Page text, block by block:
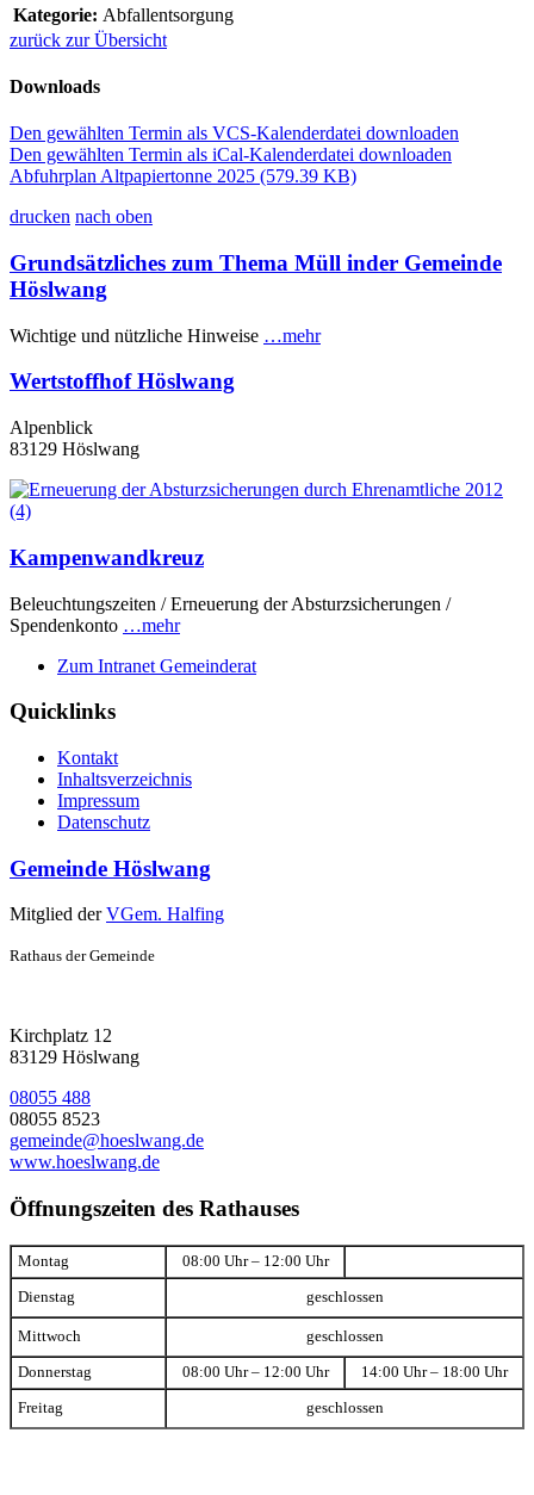
Kategorie: Abfallentsorgung
zurück zur Übersicht
Downloads
Den gewählten Termin als VCS-Kalenderdatei downloaden
Den gewählten Termin als iCal-Kalenderdatei downloaden
Abfuhrplan Altpapiertonne 2025 (579.39 KB)
drucken nach oben
Grundsätzliches zum Thema Müll inder Gemeinde
Höslwang
Wichtige und nützliche Hinweise …mehr
Wertstoffhof Höslwang
Alpenblick
83129 Höslwang
Kampenwandkreuz
Beleuchtungszeiten / Erneuerung der Absturzsicherungen /
Spendenkonto …mehr
Zum Intranet Gemeinderat
Quicklinks
Kontakt
Inhaltsverzeichnis
Impressum
Datenschutz
Gemeinde Höslwang
Mitglied derVGem. Halfing
Rathaus der Gemeinde
Kirchplatz 12
83129 Höslwang
08055 488
08055 8523
gemeinde@hoeslwang.de
www.hoeslwang.de
Öffnungszeiten des Rathauses
Montag 08:00 Uhr – 12:00 Uhr
Dienstag geschlossen
Mittwoch geschlossen
Donnerstag 08:00 Uhr – 12:00 Uhr 14:00 Uhr – 18:00 Uhr
Freitag geschlossen